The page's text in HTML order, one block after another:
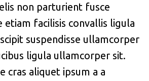
non parturient fusce
etiam facilisis convallis ligula
suspendisse ullamcorper
ligula ullamcorper sit.
cras aliquet ipsum a a